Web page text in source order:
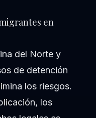
en
del Norte y
de detención
los riesgos.
los